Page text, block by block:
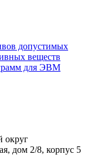
допустимых
веществ
для ЭВМ
округ
дом 2/8, корпус 5